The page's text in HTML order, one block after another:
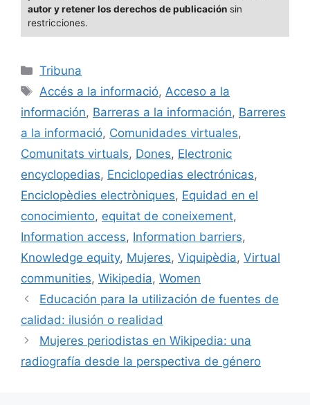
autor y retener los derechos de publicación sin
restricciones.
Categorías
Tribuna
Etiquetas
Accés a la informació,Acceso a la
información, Barreras a la información, Barreres
a la informació, Comunidades virtuales,
Comunitats virtuals, Dones, Electronic
encyclopedias, Enciclopedias electrónicas,
Enciclopèdies electròniques, Equidad en el
conocimiento, equitat de coneixement,
Information access, Information barriers,
Knowledge equity, Mujeres, Viquipèdia, Virtual
communities, Wikipedia, Women
Educación para la utilización de fuentes de
calidad: ilusión o realidad
Mujeres periodistas en Wikipedia: una
radiografía desde la perspectiva de género